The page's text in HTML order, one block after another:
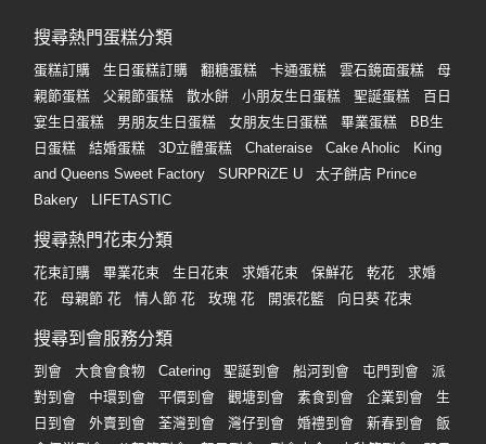
搜尋熱門蛋糕分類
蛋糕訂購 生日蛋糕訂購 翻糖蛋糕 卡通蛋糕 雲石鏡面蛋糕
母
親節蛋糕
父親節蛋糕 散水餅 小朋友生日蛋糕 聖誕蛋糕
百日
宴生日蛋糕
男朋友生日蛋糕 女朋友生日蛋糕 畢業蛋糕
BB生
日蛋糕
結婚蛋糕 3D立體蛋糕 Chateraise Cake Aholic
King
and Queens Sweet Factory
SURPRiZE U
太子餅店 Prince
Bakery
LIFETASTIC
搜尋熱門花束分類
花束訂購 畢業花束 生日花束 求婚花束 保鮮花 乾花
求婚
花
母親節 花 情人節 花 玫瑰 花 開張花籃 向日葵 花束
搜尋到會服務分類
到會 大食會食物 Catering 聖誕到會 船河到會 屯門到會
派
對到會
中環到會 平價到會 觀塘到會 素食到會 企業到會
生
日到會
外賣到會 荃灣到會 灣仔到會 婚禮到會 新春到會
飯